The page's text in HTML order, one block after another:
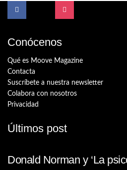
Conócenos
Qué es Moove Magazine
Contacta
Suscríbete a nuestra newsletter
Colabora con nosotros
Privacidad
Últimos post
Donald Norman y ‘La